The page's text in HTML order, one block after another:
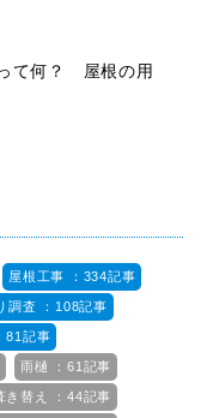
て何？ 屋根の用
屋根工事 ：334記事
調査 ：108記事
81記事
雨樋 ：61記事
き替え ：44記事